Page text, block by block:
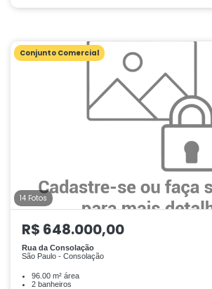
Conjunto Comercial
14 Fotos
R$ 648.000,00
Rua da Consolação
São Paulo - Consolação
96.00 m² área
2 banheiros